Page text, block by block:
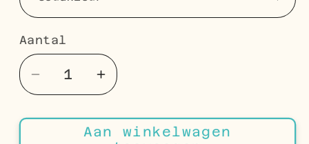
Aantal
Aantal
Aantal
verlagen
voor
Olijfgroene
Aantal
verhogen
voor
Olijfgroene
Aan winkelwagen